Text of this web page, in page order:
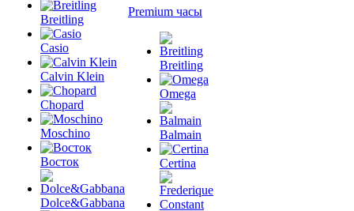
Breitling
Casio
Calvin Klein
Chopard
Moschino
Восток
Dolce&Gabbana
Premium часы
Breitling
Omega
Balmain
Certina